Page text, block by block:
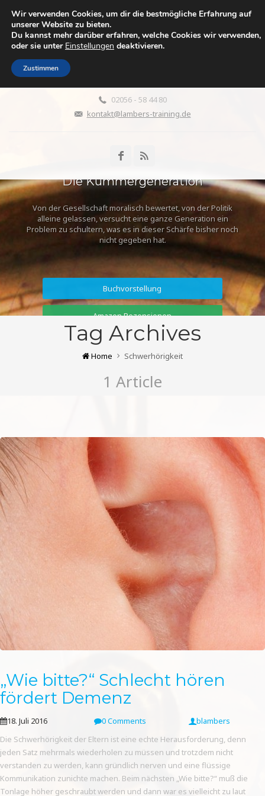
WENN DIE ELTERN ALT
WERDEN
Leben zwischen Fürsorge, Liebe, Aufopferung, Überforderung,
Wut und Abgrenzung
02056 - 58 44 80
kontakt@lambers-training.de
Die Kümmergeneration
Von der Gesellschaft moralisch bewertet, von der Politik
alleine gelassen, versucht eine ganze Generation ein
Problem zu schultern, was es in dieser Schärfe bisher noch
nicht gegeben hat.
Buchvorstellung
Amazon Rezensionen
Tag Archives
Home Schwerhörigkeit
1 Article
„Wie bitte?“ Schlecht hören
fördert Demenz
18. Juli 2016 0 Comments
blambers
Die Schwerhörigkeit der Eltern ist eine echte Herausforderung, denn
jeden Satz mehrmals wiederholen zu müssen und trotzdem nicht
verstanden zu werden, kann gründlich nerven und eine flüssige
Kommunikation zunichte machen. Beim nächsten „Wie bitte?“ muß die
Tonlage höher geschraubt werden und dann war es vielleicht zu laut
Wir verwenden Cookies, um dir die bestmögliche Erfahrung auf
unserer Website zu bieten.
Du kannst mehr darüber erfahren, welche Cookies wir verwenden,
oder sie unter Einstellungen deaktivieren.
Zustimmen